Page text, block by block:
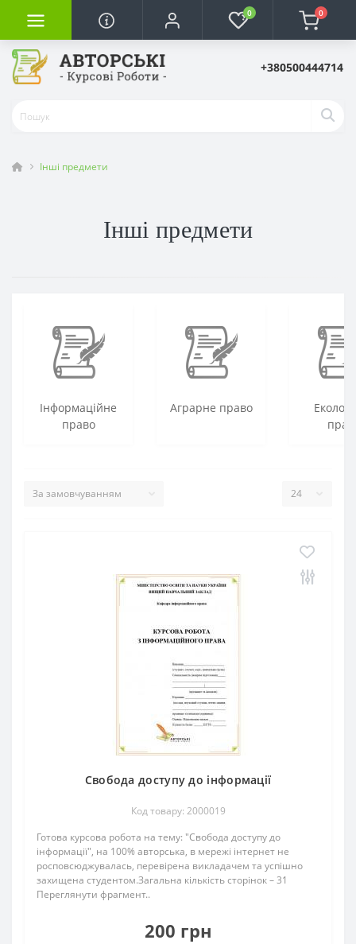
0 0
+380500444714
Інші предмети
Інші предмети
Інформаційне
право
Аграрне право
Свобода доступу до інформації
Код товару: 2000019
Готова курсова робота на тему: "Свобода доступу до
інформації", на 100% авторська, в мережі інтернет не
росповсюджувалась, перевірена викладачем та успішно
захищена студентом.Загальна кількість сторінок – 31
Переглянути фрагмент..
200 грн